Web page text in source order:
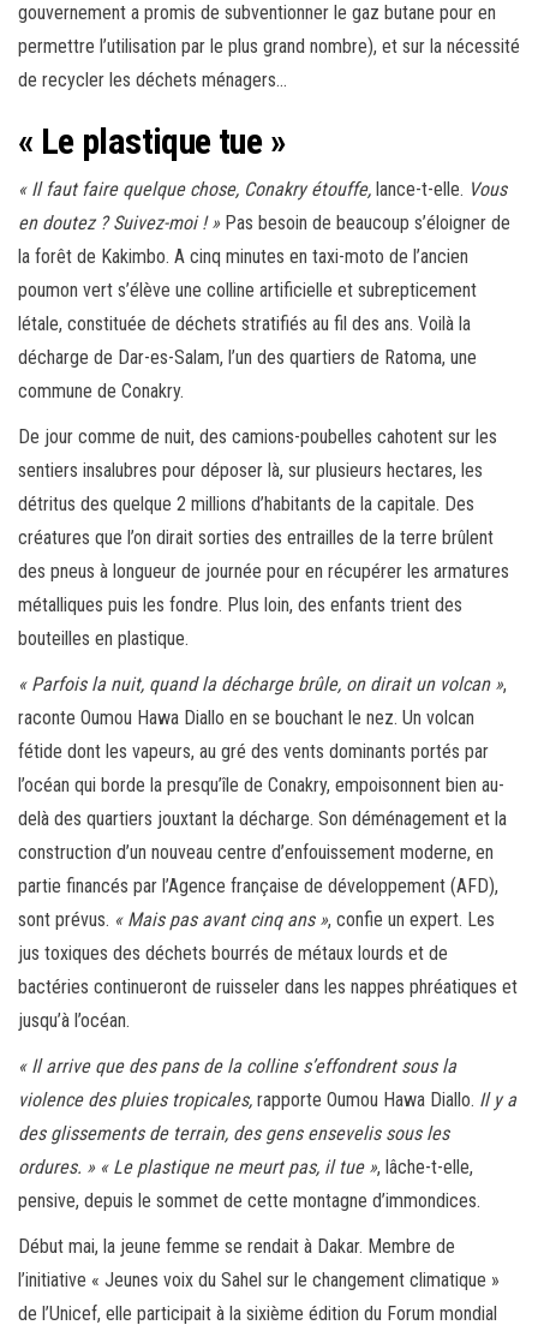
gouvernement a promis de subventionner le gaz butane pour en
permettre l’utilisation par le plus grand nombre), et sur la nécessité
de recycler les déchets ménagers…
« Le plastique tue »
« Il faut faire quelque chose, Conakry étouffe, lance-t-elle. Vous
en doutez ? Suivez-moi ! » Pas besoin de beaucoup s’éloigner de
la forêt de Kakimbo. A cinq minutes en taxi-moto de l’ancien
poumon vert s’élève une colline artificielle et subrepticement
létale, constituée de déchets stratifiés au fil des ans. Voilà la
décharge de Dar-es-Salam, l’un des quartiers de Ratoma, une
commune de Conakry.
De jour comme de nuit, des camions-poubelles cahotent sur les
sentiers insalubres pour déposer là, sur plusieurs hectares, les
détritus des quelque 2 millions d’habitants de la capitale. Des
créatures que l’on dirait sorties des entrailles de la terre brûlent
des pneus à longueur de journée pour en récupérer les armatures
métalliques puis les fondre. Plus loin, des enfants trient des
bouteilles en plastique.
« Parfois la nuit, quand la décharge brûle, on dirait un volcan »,
raconte Oumou Hawa Diallo en se bouchant le nez. Un volcan
fétide dont les vapeurs, au gré des vents dominants portés par
l’océan qui borde la presqu’île de Conakry, empoisonnent bien au-
delà des quartiers jouxtant la décharge. Son déménagement et la
construction d’un nouveau centre d’enfouissement moderne, en
partie financés par l’Agence française de développement (AFD),
sont prévus. « Mais pas avant cinq ans », confie un expert. Les
jus toxiques des déchets bourrés de métaux lourds et de
bactéries continueront de ruisseler dans les nappes phréatiques et
jusqu’à l’océan.
« Il arrive que des pans de la colline s’effondrent sous la
violence des pluies tropicales, rapporte Oumou Hawa Diallo. Il y a
des glissements de terrain, des gens ensevelis sous les
ordures. » « Le plastique ne meurt pas, il tue », lâche-t-elle,
pensive, depuis le sommet de cette montagne d’immondices.
Début mai, la jeune femme se rendait à Dakar. Membre de
l’initiative « Jeunes voix du Sahel sur le changement climatique »
de l’Unicef, elle participait à la sixième édition du Forum mondial